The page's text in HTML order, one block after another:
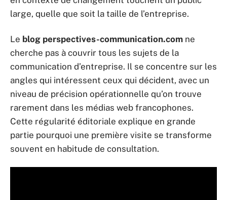
large, quelle que soit la taille de l’entreprise.
Le blog perspectives-communication.com ne
cherche pas à couvrir tous les sujets de la
communication d’entreprise. Il se concentre sur les
angles qui intéressent ceux qui décident, avec un
niveau de précision opérationnelle qu’on trouve
rarement dans les médias web francophones.
Cette régularité éditoriale explique en grande
partie pourquoi une première visite se transforme
souvent en habitude de consultation.